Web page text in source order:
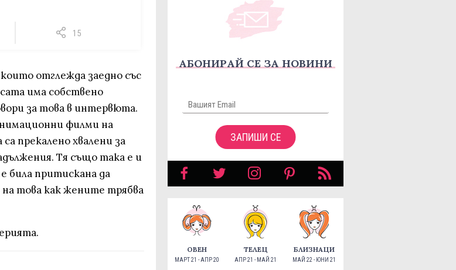
15
отглежда заедно със
има собствено
за това в интервюта.
филми на
прекалено хвалени за
Тя също така е и
била притискана да
на това как жените трябва
АБОНИРАЙ СЕ ЗА НОВИНИ
ЗАПИШИ СЕ
ОВЕН
МАРТ 21 - АПР 20
ТЕЛЕЦ
АПР 21 - МАЙ 21
БЛИЗНАЦИ
МАЙ 22 - ЮНИ 21